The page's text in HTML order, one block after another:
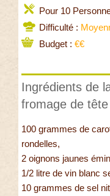
Pour 10
Difficulté :
Budget : €€
Ingrédients de
fromage de
100 grammes de
rondelles,
2 oignons jaunes
1/2 litre de vin blanc
10 grammes de sel